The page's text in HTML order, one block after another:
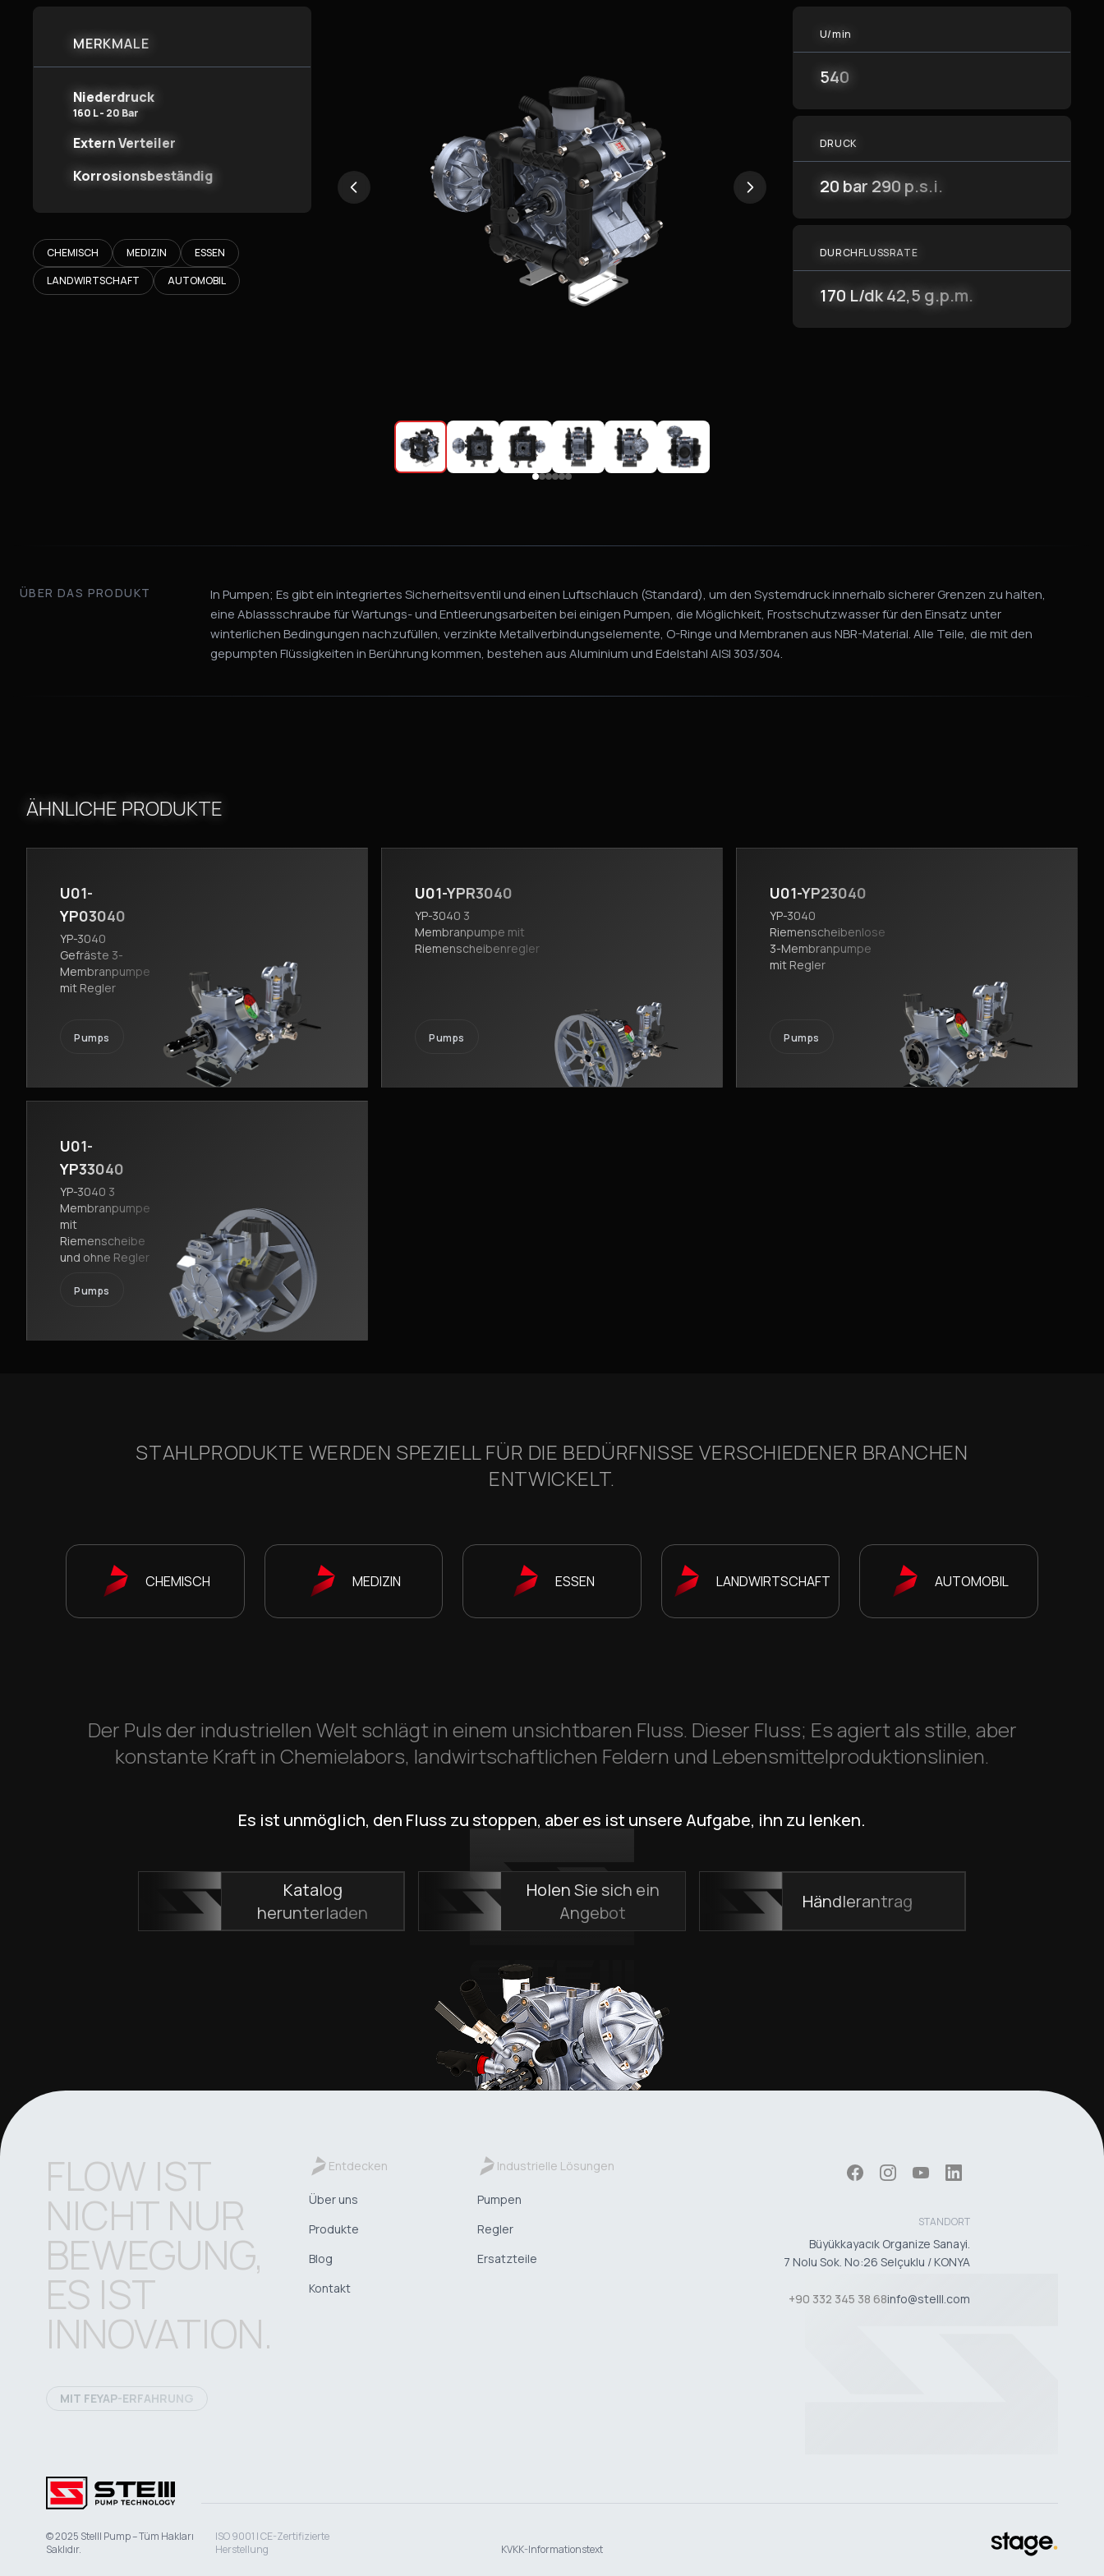
MERKMALE
Niederdruck
160 L - 20 Bar
Extern Verteiler
Korrosionsbeständig
CHEMISCH MEDIZIN
ESSEN
LANDWIRTSCHAFT
AUTOMOBIL
U/min
540
DRUCK
20 bar 290 p.s.i.
DURCHFLUSSRATE
170 L/dk 42,5 g.p.m.
ÜBER DAS PRODUKT
In Pumpen; Es gibt ein integriertes Sicherheitsventil und einen Luftschlauch (Standard), um den Systemdruck innerhalb sicherer Grenzen zu halten,
eine Ablassschraube für Wartungs- und Entleerungsarbeiten bei einigen Pumpen, die Möglichkeit, Frostschutzwasser für den Einsatz unter
winterlichen Bedingungen nachzufüllen, verzinkte Metallverbindungselemente, O-Ringe und Membranen aus NBR-Material. Alle Teile, die mit den
gepumpten Flüssigkeiten in Berührung kommen, bestehen aus Aluminium und Edelstahl AISI 303/304.
ÄHNLICHE PRODUKTE
U01-
YP03040
YP-3040
Gefräste 3-
Membranpumpe
mit Regler
Pumps
U01-YPR3040
YP-3040 3
Membranpumpe mit
Riemenscheibenregler
Pumps
U01-YP23040
YP-3040
Riemenscheibenlose
3-Membranpumpe
mit Regler
Pumps
U01-
YP33040
YP-3040 3
Membranpumpe
mit
Riemenscheibe
und ohne Regler
Pumps
STAHLPRODUKTE WERDEN SPEZIELL FÜR DIE BEDÜRFNISSE VERSCHIEDENER BRANCHEN
ENTWICKELT.
CHEMISCH MEDIZIN ESSEN LANDWIRTSCHAFT AUTOMOBIL
Der Puls der industriellen Welt schlägt in einem unsichtbaren Fluss. Dieser Fluss; Es agiert als stille, aber
konstante Kraft in Chemielabors, landwirtschaftlichen Feldern und Lebensmittelproduktionslinien.
Es ist unmöglich, den Fluss zu stoppen, aber es ist unsere Aufgabe, ihn zu lenken.
Katalog
herunterladen
Holen Sie sich ein
Angebot
Händlerantrag
FLOW IST
NICHT NUR
BEWEGUNG,
ES IST
INNOVATION.
MIT FEYAP-ERFAHRUNG
Entdecken
Über uns
Produkte
Blog
Kontakt
Industrielle Lösungen
Pumpen
Regler
Ersatzteile
STANDORT
Büyükkayacık Organize Sanayi.
7 Nolu Sok. No:26 Selçuklu / KONYA
+90 332 345 38 68info@stelll.com
© 2025 Stelll Pump – Tüm Hakları
Saklıdır.
ISO 9001 | CE-Zertifizierte
Herstellung
KVKK-Informationstext